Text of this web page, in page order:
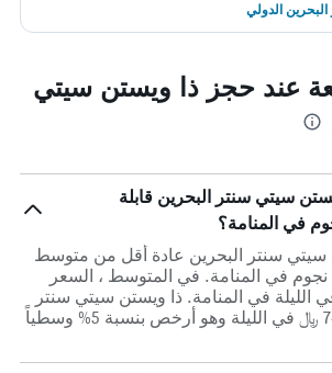
الدولي
عند حجز ذا ويستن سيتي
سيتي سنتر البحرين قابلة
سنتر البحرين عادة أقل من متوسط
سعر فندق مصنف 5 نجوم في المنامة. في المتوسط ، السعر
هو 699 ﷼ في الليلة في المنامة. ذا ويستن سيتي سنتر
البحرين سيعطيك 742 ﷼ في الليلة وهو أرخص بنسبة 5% وسطياً